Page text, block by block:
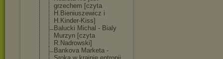
grzechem [czyta
H.Bieniuszewicz i
H.Kinder-Kiss]
Balucki Michal - Bialy
Murzyn [czyta
R.Nadrowski]
Bankova Marketa -